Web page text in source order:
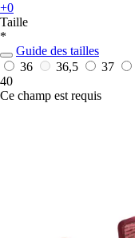
+0
Taille
*
Guide des tailles
36
36,5 37
40
Ce champ est requis